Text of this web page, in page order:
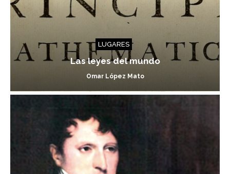
LUGARES
Las leyes del mundo
Omar López Mato